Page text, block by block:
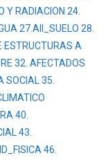
Y RADIACION 24.
27.AII_SUELO 28.
ESTRUCTURAS A
32. AFECTADOS
SOCIAL 35.
40.
43.
46.